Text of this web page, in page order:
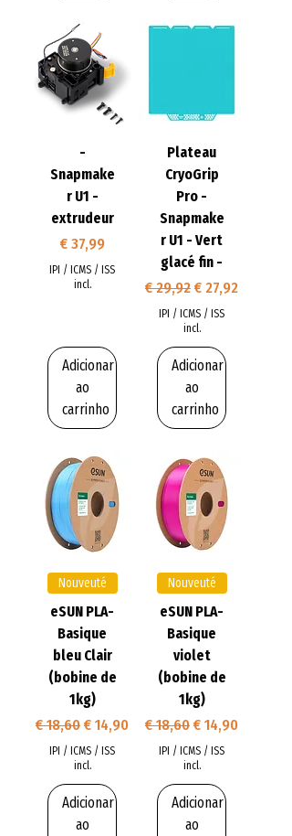
-
Snapmake
r U1 -
extrudeur
Preço
€ 37,99
IPI / ICMS / ISS
incl.
Adicionar
ao
carrinho
Plateau
CryoGrip
Pro -
Snapmake
r U1 - Vert
glacé fin -
Preço normal
€ 29,92Preço
€ 27,92
IPI / ICMS / ISS
incl.
Adicionar
ao
carrinho
Nouveuté
eSUN PLA-
Basique
bleu Clair
(bobine de
1kg)
Preço normal
€ 18,60Preço promocional
€ 14,90
IPI / ICMS / ISS
incl.
Adicionar
ao
Nouveuté
eSUN PLA-
Basique
violet
(bobine de
1kg)
Preço normal
€ 18,60Preço
€ 14,90
IPI / ICMS / ISS
incl.
Adicionar
ao